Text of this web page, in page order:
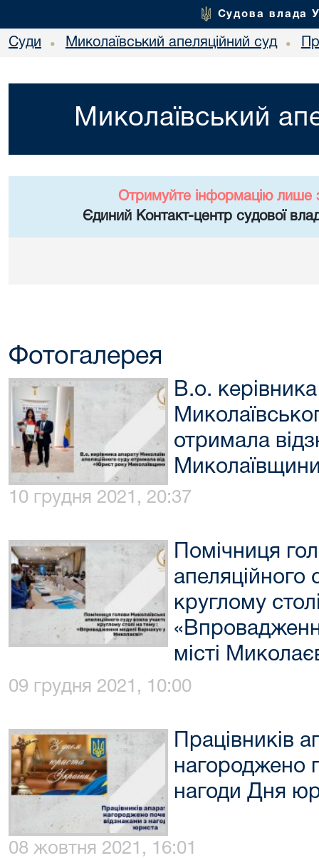
Судова влада
Суди • Миколаївський апеляційний суд •
Миколаївський
Отримуйте інформацію лише
Єдиний Контакт-центр судової
Фотогалерея
В.о.
отримала
10 грудня 2021, 20:37
Помічниця
апеляційного
круглому
місті
09 грудня 2021, 10:00
Працівників
нагороджено
нагоди Дня
08 жовтня 2021, 16:01